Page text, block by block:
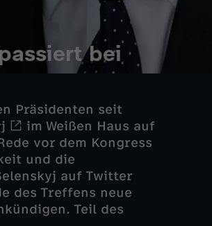
bei
Präsidenten seit
im Weißen Haus auf
vor dem Kongress
und die
auf Twitter
des Treffens neue
Teil des